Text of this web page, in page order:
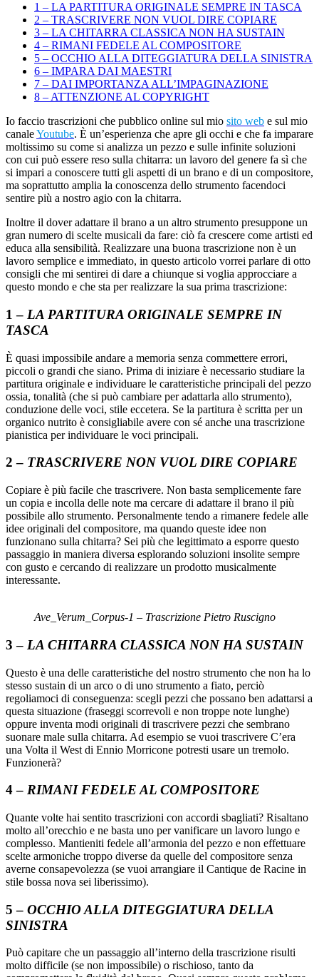
1 – LA PARTITURA ORIGINALE SEMPRE IN TASCA
2 – TRASCRIVERE NON VUOL DIRE COPIARE
3 – LA CHITARRA CLASSICA NON HA SUSTAIN
4 – RIMANI FEDELE AL COMPOSITORE
5 – OCCHIO ALLA DITEGGIATURA DELLA SINISTRA
6 – IMPARA DAI MAESTRI
7 – DAI IMPORTANZA ALL’IMPAGINAZIONE
8 – ATTENZIONE AL COPYRIGHT
Io faccio trascrizioni che pubblico online sul mio sito web e sul mio
canaleYoutube. È un’esperienza che apre gli occhi e che fa imparare
moltissimo su come si analizza un pezzo e sulle infinite soluzioni
con cui può essere reso sulla chitarra: un lavoro del genere fa sì che
si impari a conoscere tutti gli aspetti di un brano e di un compositore,
ma soprattutto amplia la conoscenza dello strumento facendoci
sentire più a nostro agio con la chitarra.
Inoltre il dover adattare il brano a un altro strumento presuppone un
gran numero di scelte musicali da fare: ciò fa crescere come artisti ed
educa alla sensibilità. Realizzare una buona trascrizione non è un
lavoro semplice e immediato, in questo articolo vorrei parlare di otto
consigli che mi sentirei di dare a chiunque si voglia approcciare a
questo mondo e che sta per realizzare la sua prima trascrizione:
1 – LA PARTITURA ORIGINALE SEMPRE IN
TASCA
È quasi impossibile andare a memoria senza commettere errori,
piccoli o grandi che siano. Prima di iniziare è necessario studiare la
partitura originale e individuare le caratteristiche principali del pezzo
ossia, tonalità (che si può cambiare per adattarla allo strumento),
conduzione delle voci, stile eccetera. Se la partitura è scritta per un
organico nutrito è consigliabile avere con sé anche una trascrizione
pianistica per individuare le voci principali.
2 – TRASCRIVERE NON VUOL DIRE COPIARE
Copiare è più facile che trascrivere. Non basta semplicemente fare
un copia e incolla delle note ma cercare di adattare il brano il più
possibile allo strumento. Personalmente tendo a rimanere fedele alle
idee originali del compositore, ma quando queste idee non
funzionano sulla chitarra? Sei più che legittimato a esporre questo
passaggio in maniera diversa esplorando soluzioni insolite sempre
con gusto e cercando di realizzare un prodotto musicalmente
interessante.
Ave_Verum_Corpus-1 – Trascrizione Pietro Ruscigno
3 – LA CHITARRA CLASSICA NON HA SUSTAIN
Questo è una delle caratteristiche del nostro strumento che non ha lo
stesso sustain di un arco o di uno strumento a fiato, perciò
regoliamoci di conseguenza: scegli pezzi che possano ben adattarsi a
questa situazione (fraseggi scorrevoli e non troppe note lunghe)
oppure inventa modi originali di trascrivere pezzi che sembrano
suonare male sulla chitarra. Ad esempio se vuoi trascrivere C’era
una Volta il West di Ennio Morricone potresti usare un tremolo.
Funzionerà?
4 – RIMANI FEDELE AL COMPOSITORE
Quante volte hai sentito trascrizioni con accordi sbagliati? Risaltano
molto all’orecchio e ne basta uno per vanificare un lavoro lungo e
complesso. Mantieniti fedele all’armonia del pezzo e non effettuare
scelte armoniche troppo diverse da quelle del compositore senza
averne consapevolezza (se vuoi arrangiare il Cantique de Racine in
stile bossa nova sei liberissimo).
5 – OCCHIO ALLA DITEGGIATURA DELLA
SINISTRA
Può capitare che un passaggio all’interno della trascrizione risulti
molto difficile (se non impossibile) o rischioso, tanto da